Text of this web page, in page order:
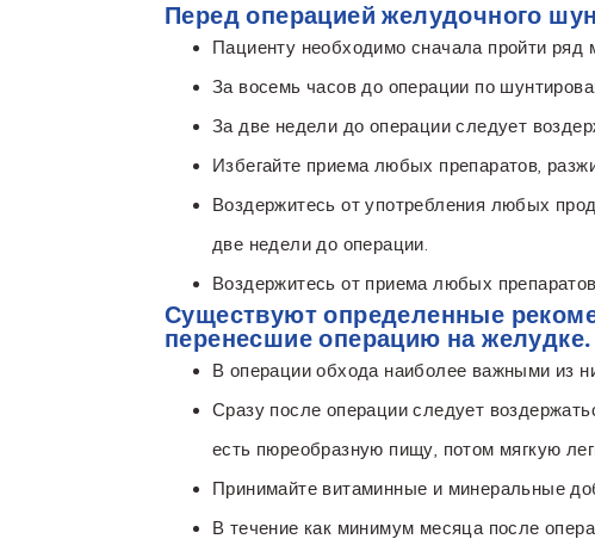
Перед операцией желудочного
Пациенту необходимо сначала пройти ряд
За восемь часов до операции по
За две недели до операции следует
Избегайте приема любых препаратов,
Воздержитесь от употребления любых
две недели до операции.
Воздержитесь от приема любых
Существуют определенные
перенесшие операцию на желудке.
В операции обхода наиболее важными из
Сразу после операции следует
есть пюреобразную пищу, потом мягкую
Принимайте витаминные и минеральные
В течение как минимум месяца после